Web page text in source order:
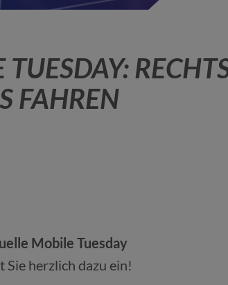
FAHREN
Mobile Tuesday
herzlich dazu ein!